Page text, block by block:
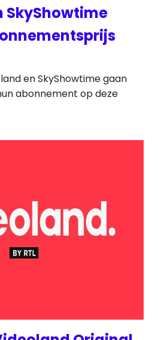
SkyShowtime
en SkyShowtime gaan
abonnement op deze